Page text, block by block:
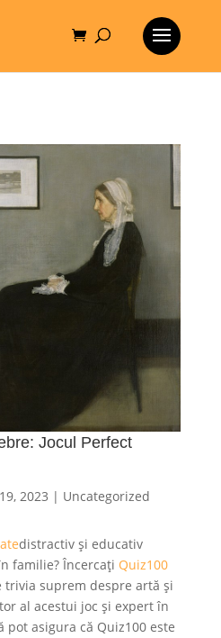
Jocul Perfect
2023 | Uncategorized
distractiv și educativ
familie? Încercați Quiz100
trivia suprem despre artă și
al acestui joc și expert în
asigura că Quiz100 este